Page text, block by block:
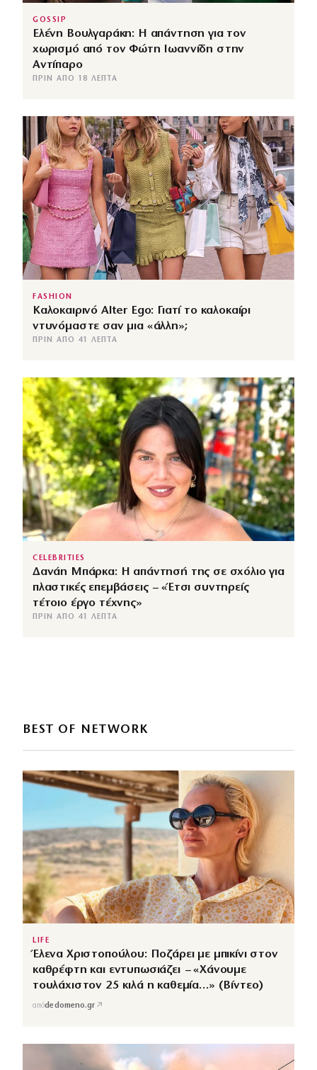
GOSSIP
Ελένη Βουλγαράκη: Η απάντηση για τον
χωρισμό από τον Φώτη Ιωαννίδη στην
Αντίπαρο
ΠΡΙΝ ΑΠΌ 18 ΛΕΠΤΆ
FASHION
Καλοκαιρινό Alter Ego: Γιατί το καλοκαίρι
ντυνόμαστε σαν μια «άλλη»;
ΠΡΙΝ ΑΠΌ 41 ΛΕΠΤΆ
CELEBRITIES
Δανάη Μπάρκα: Η απάντησή της σε σχόλιο για
πλαστικές επεμβάσεις – «Έτσι συντηρείς
τέτοιο έργο τέχνης»
ΠΡΙΝ ΑΠΌ 41 ΛΕΠΤΆ
BEST OF NETWORK
LIFE
Έλενα Χριστοπούλου: Ποζάρει με μπικίνι στον
καθρέφτη και εντυπωσιάζει – «Χάνουμε
τουλάχιστον 25 κιλά η καθεμία…» (Βίντεο)
απόdedomeno.gr ↗